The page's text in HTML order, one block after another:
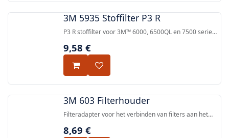
3M 5935 Stoffilter P3 R
P3 R stoffilter voor 3M™ 6000, 6500QL en 7500 serie
bajonetaansluiting, CE-gekeurd voor deeltjesmilieus
volgens EN143:2000.
9,58 €
3M 603 Filterhouder
Filteradapter voor het verbinden van filters aan het
3M™ Pre-Filterhouder 502.
8,69 €